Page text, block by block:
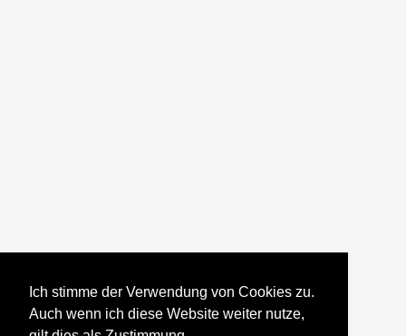
Ich stimme der Verwendung von Cookies zu.
Auch wenn ich diese Website weiter nutze,